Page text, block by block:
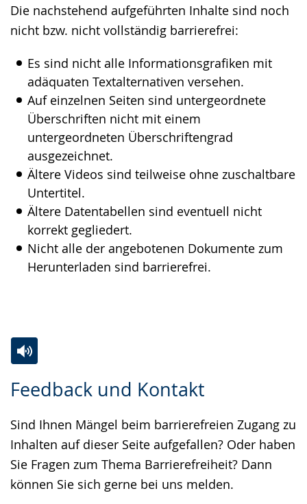
Die nachstehend aufgeführten Inhalte sind noch
nicht bzw. nicht vollständig barrierefrei:
Es sind nicht alle Informationsgrafiken mit
adäquaten Textalternativen versehen.
Auf einzelnen Seiten sind untergeordnete
Überschriften nicht mit einem
untergeordneten Überschriftengrad
ausgezeichnet.
Ältere Videos sind teilweise ohne zuschaltbare
Untertitel.
Ältere Datentabellen sind eventuell nicht
korrekt gegliedert.
Nicht alle der angebotenen Dokumente zum
Herunterladen sind barrierefrei.
wechseln.
Deutscher
Gebärdensprache
wird
angezeigt.
Feedback und Kontakt
Sind Ihnen Mängel beim barrierefreien Zugang zu
Inhalten auf dieser Seite aufgefallen? Oder haben
Sie Fragen zum Thema Barrierefreiheit? Dann
können Sie sich gerne bei uns melden.
Leichten
wechseln.
Audio-
Video
Deutscher
Gebärdensprache
wird
angezeigt.